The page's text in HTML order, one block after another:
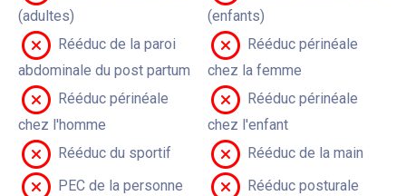
(adultes)
(enfants)
Rééduc de la paroi
abdominale du post partum
Rééduc périnéale
chez la femme
Rééduc périnéale
chez l'homme
Rééduc périnéale
chez l'enfant
Rééduc du sportif
Rééduc de la main
PEC de la personne
Rééduc posturale